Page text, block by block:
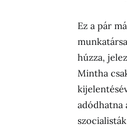
Ez a pár
húzza,
Mintha
adódhatna